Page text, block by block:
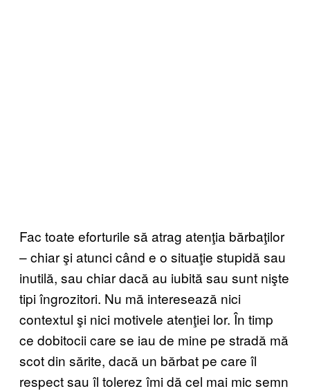
Fac toate eforturile să atrag atenţia bărbaţilor
– chiar şi atunci când e o situaţie stupidă sau
inutilă, sau chiar dacă au iubită sau sunt nişte
tipi îngrozitori. Nu mă interesează nici
contextul şi nici motivele atenţiei lor. În timp
ce dobitocii care se iau de mine pe stradă mă
scot din sărite, dacă un bărbat pe care îl
respect sau îl tolerez îmi dă cel mai mic semn